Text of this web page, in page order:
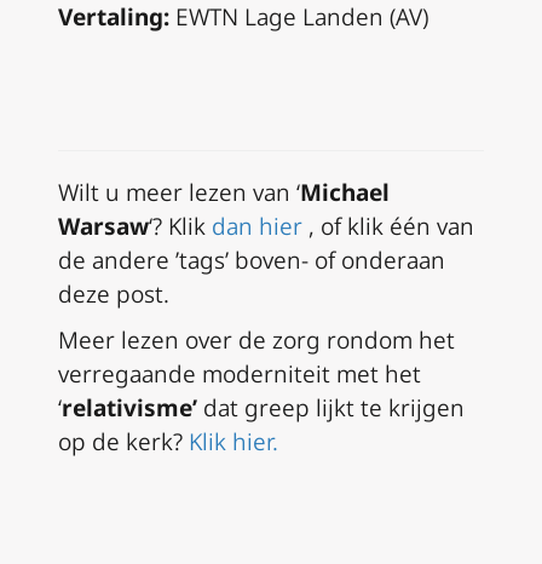
Vertaling: EWTN Lage Landen (AV)
Wilt u meer lezen van ‘Michael
Warsaw‘? Klik dan hier , of klik één van
de andere ’tags’ boven- of onderaan
deze post.
Meer lezen over de zorg rondom het
verregaande moderniteit met het
‘relativisme’ dat greep lijkt te krijgen
op de kerk? Klik hier.